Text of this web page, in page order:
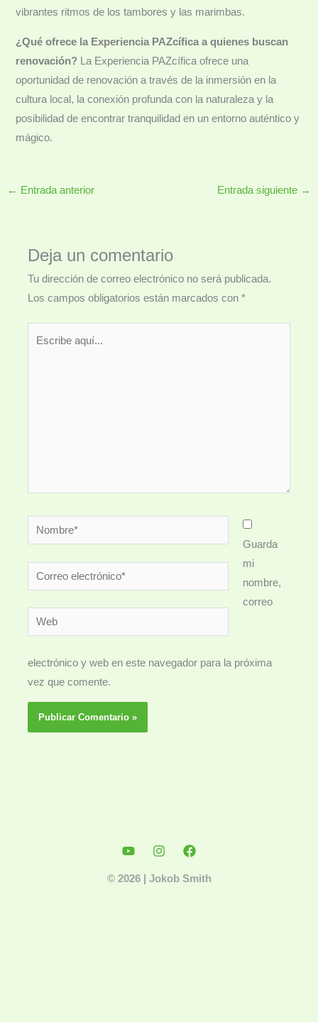
vibrantes ritmos de los tambores y las marimbas.
¿Qué ofrece la Experiencia PAZcífica a quienes buscan
renovación? La Experiencia PAZcífica ofrece una
oportunidad de renovación a través de la inmersión en la
cultura local, la conexión profunda con la naturaleza y la
posibilidad de encontrar tranquilidad en un entorno auténtico y
mágico.
← Entrada anterior Entrada siguiente →
Deja un comentario
Tu dirección de correo electrónico no será publicada.
Los campos obligatorios están marcados con*
Nombre*
Correo
electrónico*
Web
Guarda
mi
nombre,
correo
electrónico y web en este navegador para la próxima
vez que comente.
© 2026 | Jokob Smith